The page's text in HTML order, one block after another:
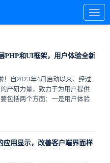
PHP和UI框架，用户体验全新
！自2023年4月启动以来，经过
产研力量，致力于为用户提供
包括两个方面：一是用户体验
应用显示，改善客户端界面样